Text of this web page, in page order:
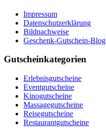
Impressum
Datenschutzerklärung
Bildnachweise
Geschenk-Gutschein-Blog
Gutscheinkategorien
Erlebnisgutscheine
Eventgutscheine
Kinogutscheine
Massagegutscheine
Reisegutscheine
Restaurantgutscheine